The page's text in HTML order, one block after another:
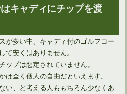
キャディにチップを渡
が多い中、キャディ付のゴルフコー
て安くはありません。
プは想定されていません。
は全く個人の自由だといえます。
い、と考える人ももちろん少なくあ